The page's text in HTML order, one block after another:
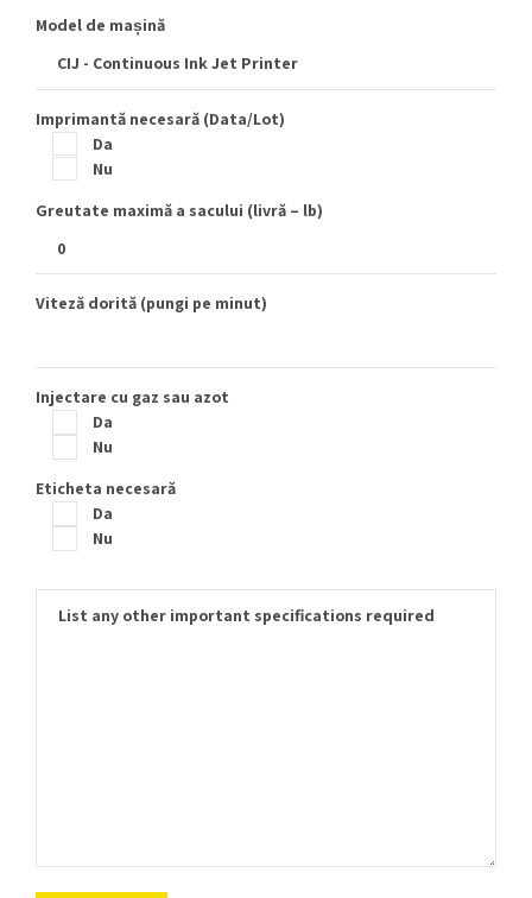
Model de mașină
Imprimantă necesară (Data/Lot)
Da
Nu
Greutate maximă a sacului (livră – lb)
Viteză dorită (pungi pe minut)
Injectare cu gaz sau azot
Da
Nu
Eticheta necesară
Da
Nu